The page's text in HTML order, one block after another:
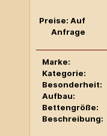
Preise: Auf
Anfrage
Marke:
Kategorie:
Besonderheit:
Aufbau:
Bettengröße:
Beschreibung: